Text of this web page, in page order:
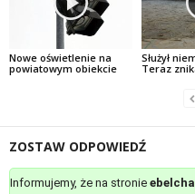
Nowe oświetlenie na
powiatowym obiekcie
Służył
Teraz
ZOSTAW ODPOWIEDŹ
Informujemy, że na stronie